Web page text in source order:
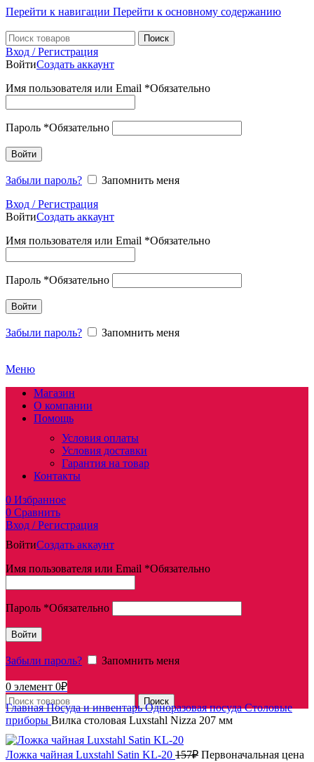
Перейти к навигации Перейти к основному содержанию
Поиск
Вход / Регистрация
ВойтиСоздать аккаунт
Имя пользователя или Email *Обязательно
Пароль *Обязательно
Войти
Забыли пароль?
Запомнить меня
Вход / Регистрация
ВойтиСоздать аккаунт
Имя пользователя или Email *Обязательно
Пароль *Обязательно
Войти
Забыли пароль? Запомнить меня
Меню
Магазин
О компании
Помощь
Условия оплаты
Условия доставки
Гарантия на товар
Контакты
0 Избранное
0 Сравнить
Вход / Регистрация
ВойтиСоздать аккаунт
Имя пользователя или Email *Обязательно
Пароль *Обязательно
Войти
Забыли пароль? Запомнить меня
0 элемент 0₽
Поиск
ГлавнаяПосуда и инвентарьОдноразовая посудаСтоловые
приборы Вилка столовая Luxstahl Nizza 207 мм
Ложка чайная Luxstahl Satin KL-20 157₽ Первоначальная цена